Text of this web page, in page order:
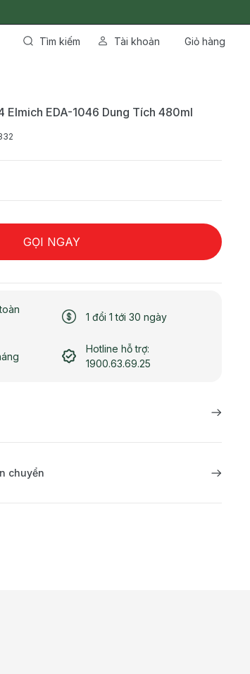
Tìm kiếm Tài khoản Giỏ hàng
Elmich EDA-1046 Dung Tích 480ml
GỌI NGAY
1 đổi 1 tới 30 ngày
Hotline hỗ trợ:
1900.63.69.25
chuyển